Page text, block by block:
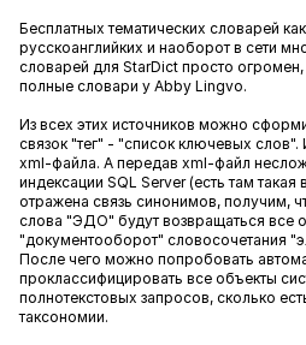
Бесплатных тематических словарей
русскоанглийких и наоборот в сети
словарей для StarDict просто
полные словари у Abby Lingvo.
Из всех этих источников можно
связок "тег" - "список ключевых
xml-файла. А передав xml-файл
индексации SQL Server (есть там
отражена связь синонимов, получим,
слова "ЭДО" будут возвращаться все
"документооборот" словосочетания
После чего можно попробовать
проклассифицировать все объекты
полнотекстовых запросов, сколько
таксономии.